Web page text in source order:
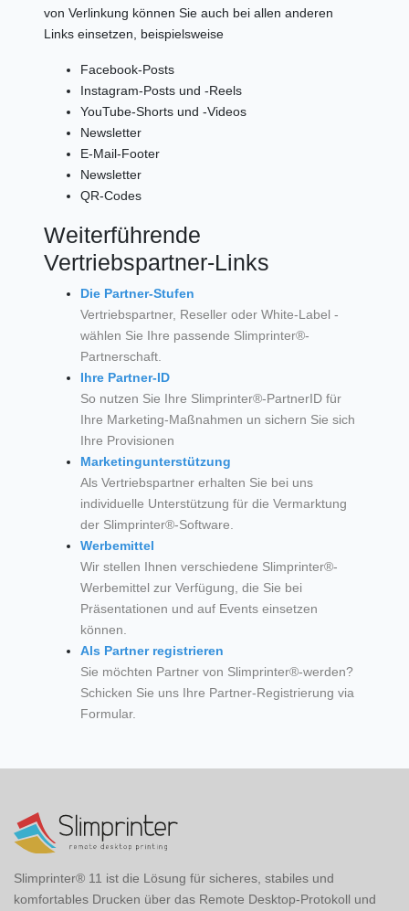
von Verlinkung können Sie auch bei allen anderen
Links einsetzen, beispielsweise
Facebook-Posts
Instagram-Posts und -Reels
YouTube-Shorts und -Videos
Newsletter
E-Mail-Footer
Newsletter
QR-Codes
Weiterführende
Vertriebspartner-Links
Die Partner-Stufen
Vertriebspartner, Reseller oder White-Label -
wählen Sie Ihre passende Slimprinter®-
Partnerschaft.
Ihre Partner-ID
So nutzen Sie Ihre Slimprinter®-PartnerID für
Ihre Marketing-Maßnahmen un sichern Sie sich
Ihre Provisionen
Marketingunterstützung
Als Vertriebspartner erhalten Sie bei uns
individuelle Unterstützung für die Vermarktung
der Slimprinter®-Software.
Werbemittel
Wir stellen Ihnen verschiedene Slimprinter®-
Werbemittel zur Verfügung, die Sie bei
Präsentationen und auf Events einsetzen
können.
Als Partner registrieren
Sie möchten Partner von Slimprinter®-werden?
Schicken Sie uns Ihre Partner-Registrierung via
Formular.
Slimprinter® 11 ist die Lösung für sicheres, stabiles und
komfortables Drucken über das Remote Desktop-Protokoll und